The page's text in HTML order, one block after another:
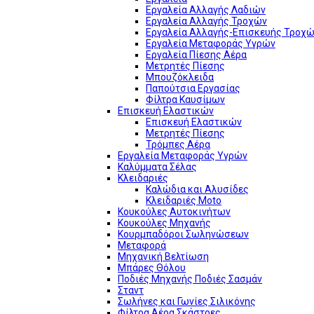
Εργαλεία Αλλαγής Λαδιών
Εργαλεία Αλλαγής Τροχών
Εργαλεία Αλλαγής-Επισκευής
Εργαλεία Μεταφοράς Υγρών
Εργαλεία Πίεσης Αέρα
Μετρητές Πίεσης
Μπουζόκλειδα
Παπούτσια Εργασίας
Φίλτρα Καυσίμων
Επισκευή Ελαστικών
Επισκευή Ελαστικών
Μετρητές Πίεσης
Τρόμπες Αέρα
Εργαλεία Μεταφοράς Υγρών
Καλύμματα Σέλας
Κλειδαριές
Καλώδια και Αλυσίδες
Κλειδαριές Moto
Κουκούλες Αυτοκινήτων
Κουκούλες Μηχανής
Κουρμπαδόροι Σωληνώσεων
Μεταφορά
Μηχανική Βελτίωση
Μπάρες Θόλου
Ποδιές Μηχανής Ποδιές Σασμάν
Σταντ
Σωλήνες και Γωνίες Σιλικόνης